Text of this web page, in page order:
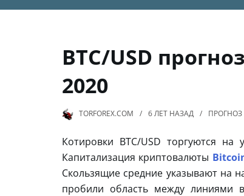
BTC/USD
2020
TORFOREX.COM 6 ЛЕТ НАЗАД ПРОГНОЗ
Котировки BTC/USD торгуются
Капитализация криптовалюты
Скользящие средние указывают на
пробили область между линиями